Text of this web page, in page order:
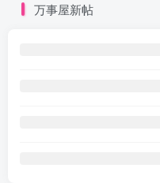
万事屋新帖